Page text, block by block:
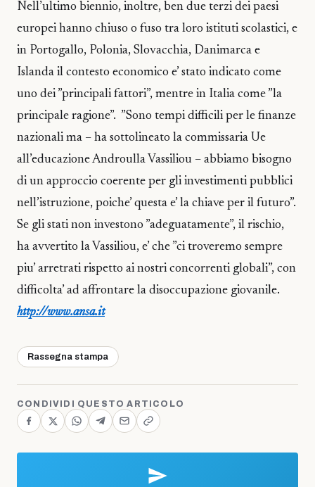
Nell’ultimo biennio, inoltre, ben due terzi dei paesi
europei hanno chiuso o fuso tra loro istituti scolastici, e
in Portogallo, Polonia, Slovacchia, Danimarca e
Islanda il contesto economico e’ stato indicato come
uno dei ”principali fattori”, mentre in Italia come ”la
principale ragione”. ”Sono tempi difficili per le finanze
nazionali ma – ha sottolineato la commissaria Ue
all’educazione Androulla Vassiliou – abbiamo bisogno
di un approccio coerente per gli investimenti pubblici
nell’istruzione, poiche’ questa e’ la chiave per il futuro”.
Se gli stati non investono ”adeguatamente”, il rischio,
ha avvertito la Vassiliou, e’ che ”ci troveremo sempre
piu’ arretrati rispetto ai nostri concorrenti globali”, con
difficolta’ ad affrontare la disoccupazione giovanile.
http://www.ansa.it
Rassegna stampa
CONDIVIDI QUESTO ARTICOLO